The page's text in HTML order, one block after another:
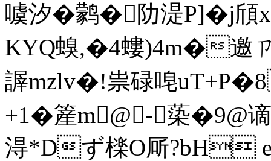
噳汐�鹲�阞湜P]�j
KYQ螑, �4螻)4m�邀
謘mzlv�!祟碌唣uT+P�8
+1�簅m@-蒅
淂*Dず檪O厛? bH